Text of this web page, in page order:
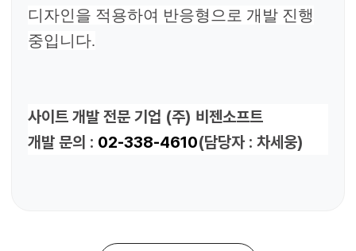
디자인을 적용하여 반응형으로 개발 진행
중입니다.
사이트 개발 전문 기업 (주) 비젠소프트
개발 문의 : 02-338-4610(담당자 : 차세웅)